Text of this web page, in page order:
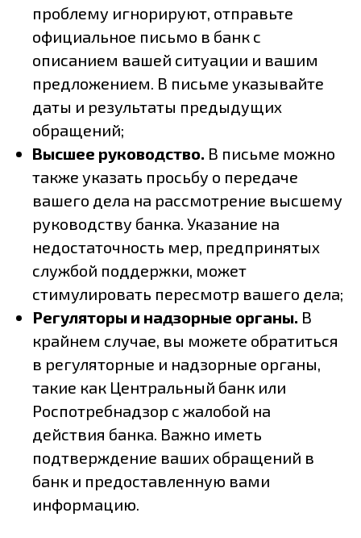
проблему игнорируют, отправьте
официальное письмо в банк с
описанием вашей ситуации и вашим
предложением. В письме указывайте
даты и результаты предыдущих
обращений;
Высшее руководство. В письме можно
также указать просьбу о передаче
вашего дела на рассмотрение высшему
руководству банка. Указание на
недостаточность мер, предпринятых
службой поддержки, может
стимулировать пересмотр вашего дела;
Регуляторы и надзорные органы. В
крайнем случае, вы можете обратиться
в регуляторные и надзорные органы,
такие как Центральный банк или
Роспотребнадзор с жалобой на
действия банка. Важно иметь
подтверждение ваших обращений в
банк и предоставленную вами
информацию.